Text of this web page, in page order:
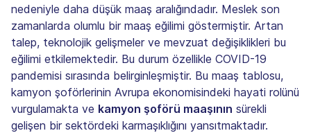
nedeniyle daha düşük maaş aralığındadır. Meslek son
zamanlarda olumlu bir maaş eğilimi göstermiştir. Artan
talep, teknolojik gelişmeler ve mevzuat değişiklikleri bu
eğilimi etkilemektedir. Bu durum özellikle COVID-19
pandemisi sırasında belirginleşmiştir. Bu maaş tablosu,
kamyon şoförlerinin Avrupa ekonomisindeki hayati rolünü
vurgulamakta ve kamyon şoförü maaşının sürekli
gelişen bir sektördeki karmaşıklığını yansıtmaktadır.